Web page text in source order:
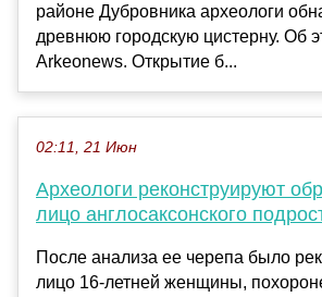
районе Дубровника археологи
древнюю городскую цистерну. Об
Arkeonews. Открытие б...
02:11, 21 Июн
Археологи реконструируют
лицо англосаксонского
После анализа ее черепа было
лицо 16-летней женщины,